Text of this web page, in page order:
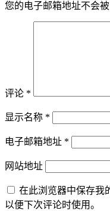
您的电子邮箱地址不会被
评论 *
显示名称 *
电子邮箱地址 *
网站地址
在此浏览器中保存我
以便下次评论时使用。